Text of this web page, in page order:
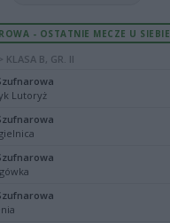
- OSTATNIE MECZE U SIEBIE
KLASA B, GR. II
Lutoryż